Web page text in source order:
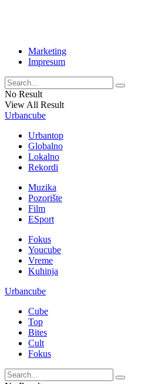
Marketing
Impresum
No Result
View All Result
Urbancube
Urbantop
Globalno
Lokalno
Rekordi
Muzika
Pozorište
Film
ESport
Fokus
Youcube
Vreme
Kuhinja
Urbancube
Cube
Top
Bites
Cult
Fokus